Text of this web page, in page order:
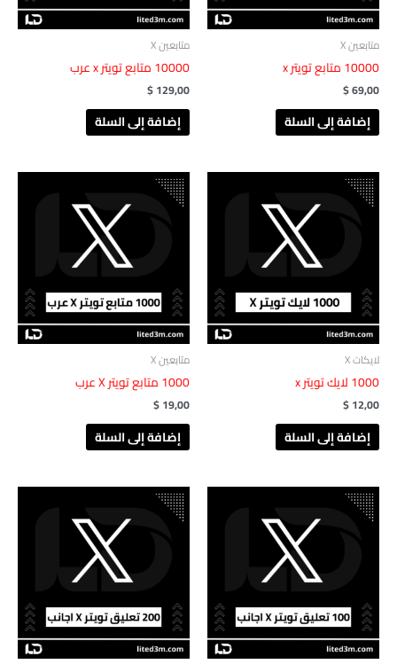
متابعين X
‎ 10000متابع تويتر x
$69,00
إضافة إلى السلة
متابعين X
$129,00
إضافة إلى السلة
لايكات X
‎ 1000لايك تويتر x
$12,00
إضافة إلى السلة
متابعين X
$19,00
إضافة إلى السلة